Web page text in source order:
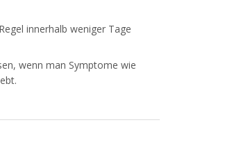
innerhalb weniger Tage
wenn man Symptome wie